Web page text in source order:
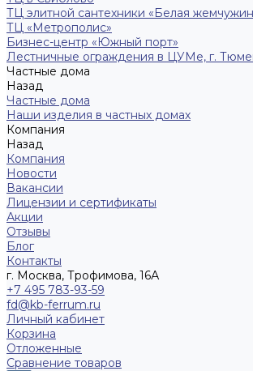
ТЦ элитной сантехники «Белая
ТЦ «Метрополис»
Бизнес-центр «Южный порт»
Лестничные ограждения в ЦУМе, г.
Частные дома
Назад
Частные дома
Наши изделия в частных домах
Компания
Назад
Компания
Новости
Вакансии
Лицензии и сертификаты
Акции
Отзывы
Блог
Контакты
г. Москва, Трофимова, 16А
+7 495 783-93-59
fd@kb-ferrum.ru
Личный кабинет
Корзина
Отложенные
Сравнение товаров